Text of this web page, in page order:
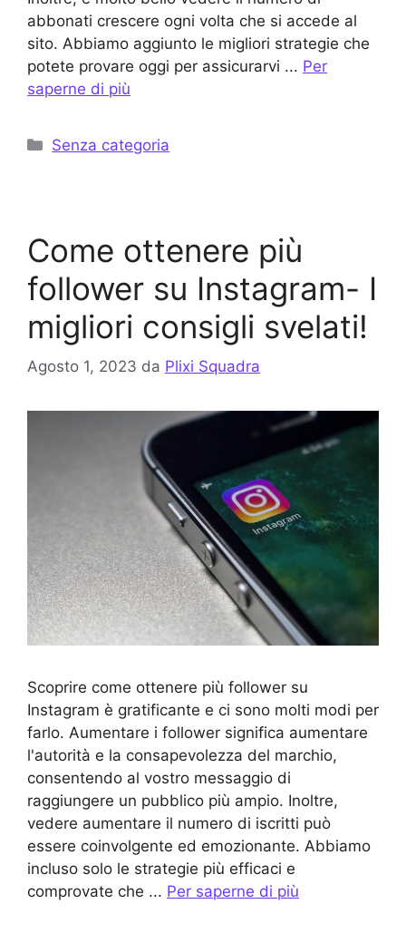
abbonati crescere ogni volta che si accede al
sito. Abbiamo aggiunto le migliori strategie che
potete provare oggi per assicurarvi ... Per
saperne di più
Categorie
Senza categoria
Come ottenere più
follower su Instagram- I
migliori consigli svelati!
Agosto 1, 2023 da Plixi Squadra
Scoprire come ottenere più follower su
Instagram è gratificante e ci sono molti modi per
farlo. Aumentare i follower significa aumentare
l'autorità e la consapevolezza del marchio,
consentendo al vostro messaggio di
raggiungere un pubblico più ampio. Inoltre,
vedere aumentare il numero di iscritti può
essere coinvolgente ed emozionante. Abbiamo
incluso solo le strategie più efficaci e
comprovate che ... Per saperne di più